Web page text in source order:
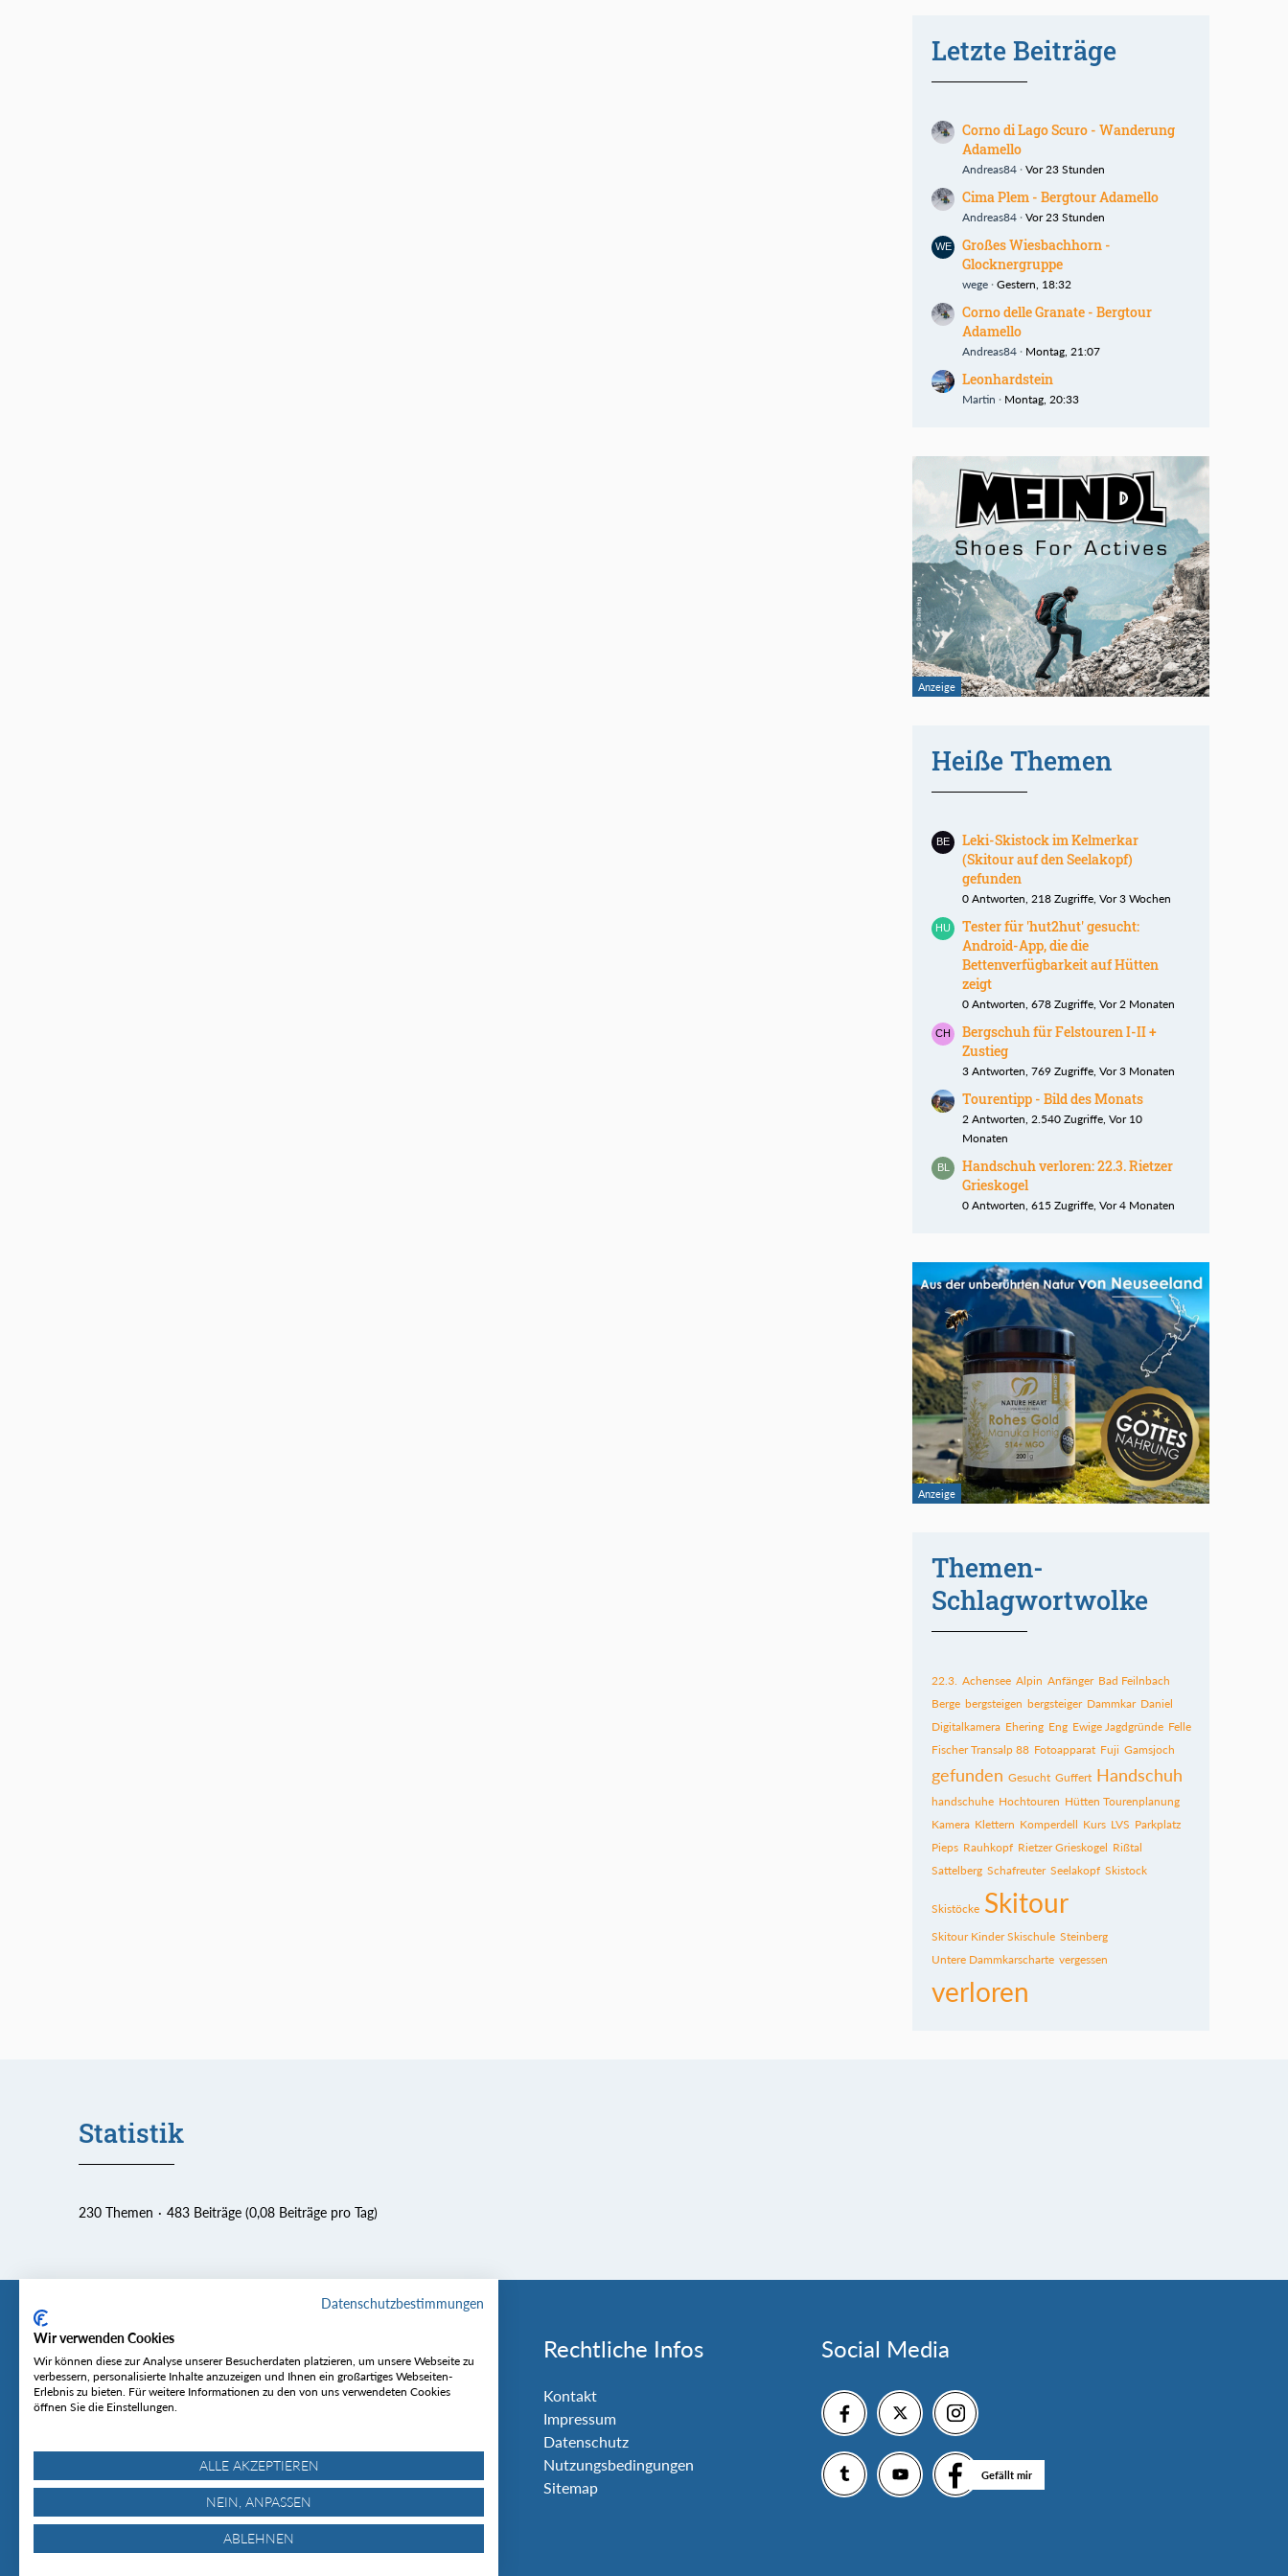
Letzte Beiträge
Corno di Lago Scuro - Wanderung
Adamello
Andreas84 Vor 23 Stunden
Cima Plem - Bergtour Adamello
Andreas84 Vor 23 Stunden
Großes Wiesbachhorn -
Glocknergruppe
wege Gestern, 18:32
Corno delle Granate - Bergtour
Adamello
Andreas84 Montag, 21:07
Leonhardstein
Martin Montag, 20:33
Heiße Themen
Leki-Skistock im Kelmerkar
(Skitour auf den Seelakopf)
gefunden
0 Antworten, 218 Zugriffe, Vor 3 Wochen
Tester für 'hut2hut' gesucht:
Android-App, die die
Bettenverfügbarkeit auf Hütten
zeigt
0 Antworten, 678 Zugriffe, Vor 2 Monaten
Bergschuh für Felstouren I-II +
Zustieg
3 Antworten, 769 Zugriffe, Vor 3 Monaten
Tourentipp - Bild des Monats
2 Antworten, 2.540 Zugriffe, Vor 10
Monaten
Handschuh verloren: 22.3. Rietzer
Grieskogel
0 Antworten, 615 Zugriffe, Vor 4 Monaten
Themen-
Schlagwortwolke
22.3. Achensee Alpin Anfänger Bad Feilnbach
Berge bergsteigen bergsteiger Dammkar Daniel
Digitalkamera Ehering Eng Ewige Jagdgründe Felle
Fischer Transalp 88 Fotoapparat Fuji Gamsjoch
gefunden Gesucht Guffert Handschuh
handschuhe Hochtouren Hütten Tourenplanung
Kamera Klettern Komperdell Kurs LVS Parkplatz
Pieps Rauhkopf Rietzer Grieskogel Rißtal
Sattelberg Schafreuter Seelakopf Skistock
Skistöcke Skitour
Skitour Kinder Skischule Steinberg
Untere Dammkarscharte vergessen
verloren
Statistik
230 Themen 483 Beiträge (0,08 Beiträge pro Tag)
Tourentipp
Über uns
Wetter & Lawinenlage
Rechtliche Infos
Kontakt
Impressum
Datenschutz
Nutzungsbedingungen
Sitemap
Social Media
Gefällt mir
© Tourentipp.com 2025
Datenschutzbestimmungen
Wir verwenden Cookies
Wir können diese zur Analyse unserer Besucherdaten platzieren, um unsere Webseite zu
verbessern, personalisierte Inhalte anzuzeigen und Ihnen ein großartiges Webseiten-
Erlebnis zu bieten. Für weitere Informationen zu den von uns verwendeten Cookies
öffnen Sie die Einstellungen.
ALLE AKZEPTIEREN
NEIN, ANPASSEN
ABLEHNEN